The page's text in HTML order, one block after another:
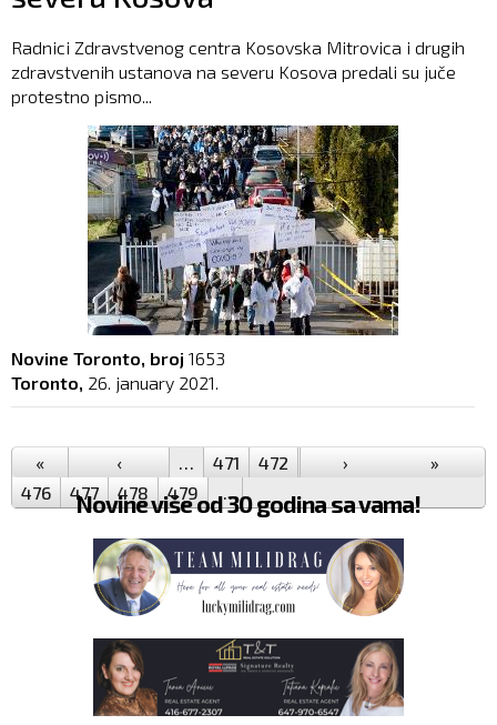
Radnici Zdravstvenog centra Kosovska Mitrovica i drugih
zdravstvenih ustanova na severu Kosova predali su juče
protestno pismo...
Novine Toronto, broj 1653
Toronto, 26. january 2021.
Pages
« ‹ … 471 472
475
476
477 478 479 …
› »
Novine više od 30 godina sa vama!